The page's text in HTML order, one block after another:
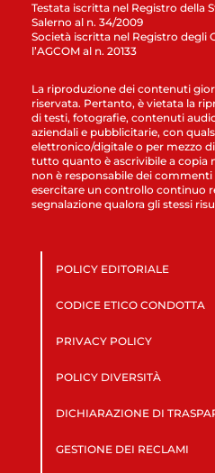
Testata iscritta nel Registro della
Salerno al n. 34/2009
Società iscritta nel Registro degli
l’AGCOM al n. 20133
La riproduzione dei contenuti
riservata. Pertanto, è vietata la
di testi, fotografie, contenuti
aziendali e pubblicitarie, con
elettronico/digitale o per mezzo
tutto quanto è ascrivibile a copia
non è responsabile dei
esercitare un controllo continuo
segnalazione qualora gli stessi
POLICY EDITORIALE
CODICE ETICO CONDOTTA
PRIVACY POLICY
POLICY DIVERSITÀ
DICHIARAZIONE DI
GESTIONE DEI RECLAMI